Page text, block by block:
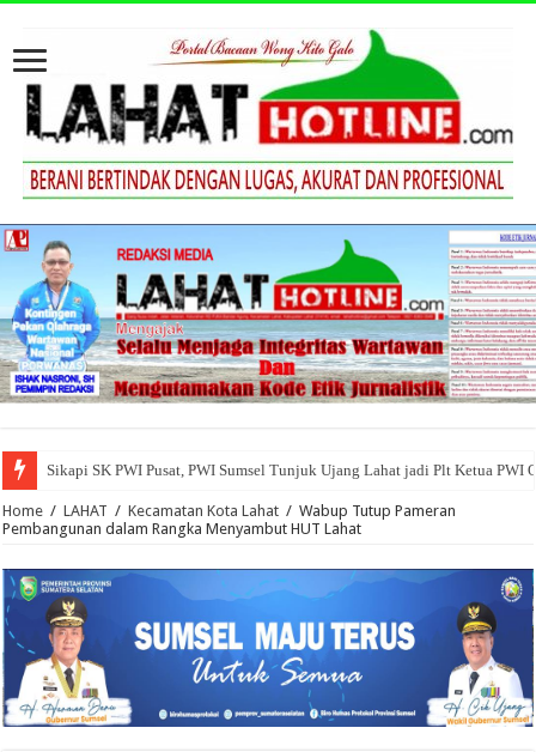
Sikapi SK PWI Pusat, PWI Sumsel Tunjuk Ujang Lahat jadi Plt Ketua PWI
Home / LAHAT / Kecamatan Kota Lahat / Wabup Tutup Pameran
Pembangunan dalam Rangka Menyambut HUT Lahat